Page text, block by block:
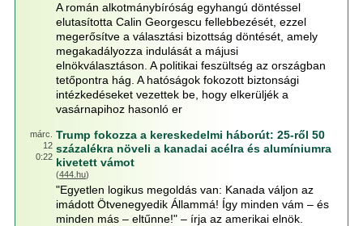
A román alkotmánybíróság egyhangú döntéssel
elutasította Calin Georgescu fellebbezését, ezzel
megerősítve a választási bizottság döntését, amely
megakadályozza indulását a májusi
elnökválasztáson. A politikai feszültség az országban
tetőpontra hág. A hatóságok fokozott biztonsági
intézkedéseket vezettek be, hogy elkerüljék a
vasárnapihoz hasonló er
márc.
12
0:22
Trump fokozza a kereskedelmi háborút: 25-ről 50
százalékra növeli a kanadai acélra és alumíniumra
kivetett vámot
(444.hu)
"Egyetlen logikus megoldás van: Kanada váljon az
imádott Ötvenegyedik Állammá! Így minden vám – és
minden más – eltűnne!" – írja az amerikai elnök.